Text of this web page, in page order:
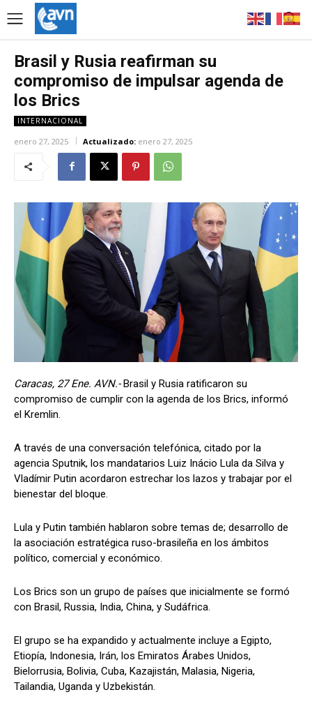
Brasil y Rusia reafirman su
compromiso de impulsar agenda de
los Brics
INTERNACIONAL
enero 27, 2025 Actualizado: enero 27, 2025
Caracas, 27 Ene. AVN.- Brasil y Rusia ratificaron su
compromiso de cumplir con la agenda de los Brics, informó
el Kremlin.
A través de una conversación telefónica, citado por la
agencia Sputnik, los mandatarios Luiz Inácio Lula da Silva y
Vladímir Putin acordaron estrechar los lazos y trabajar por el
bienestar del bloque.
Lula y Putin también hablaron sobre temas de; desarrollo de
la asociación estratégica ruso-brasileña en los ámbitos
político, comercial y económico.
Los Brics son un grupo de países que inicialmente se formó
con Brasil, Russia, India, China, y Sudáfrica.
El grupo se ha expandido y actualmente incluye a Egipto,
Etiopía, Indonesia, Irán, los Emiratos Árabes Unidos,
Bielorrusia, Bolivia, Cuba, Kazajistán, Malasia, Nigeria,
Tailandia, Uganda y Uzbekistán.